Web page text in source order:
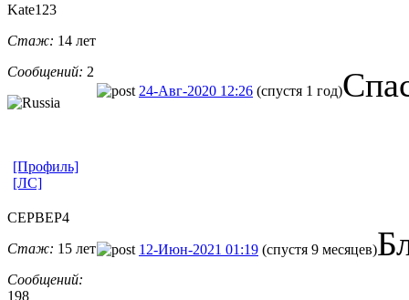
Kate123
Стаж: 14 лет
Сообщений: 2
24-Авг-2020 12:26 (спустя 1 год)
[Профиль]
[ЛС]
CEPBEP4
Стаж: 15 лет
Сообщений:
198
12-Июн-2021 01:19 (спустя 9 месяцев)